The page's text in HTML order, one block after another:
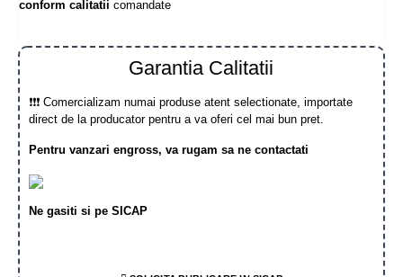
conform calitatii comandate
Garantia Calitatii
❗❗❗ Comercializam numai produse atent selectionate, importate
direct de la producator pentru a va oferi cel mai bun pret.
Pentru vanzari engross, va rugam sa ne contactati
Ne gasiti si pe SICAP